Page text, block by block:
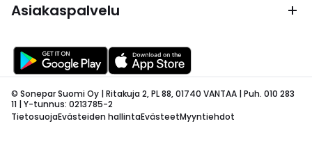
Asiakaspalvelu
© Sonepar Suomi Oy | Ritakuja 2, PL 88, 01740 VANTAA | Puh. 010 283
11 | Y-tunnus: 0213785-2
TietosuojaEvästeiden hallintaEvästeetMyyntiehdot